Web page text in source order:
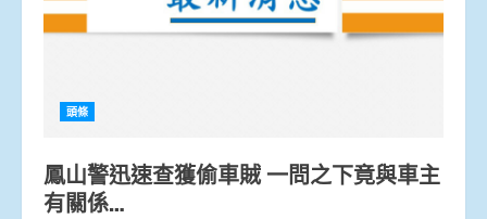
頭條
鳳山警迅速查獲偷車賊 一問之下竟與車主
有關係…